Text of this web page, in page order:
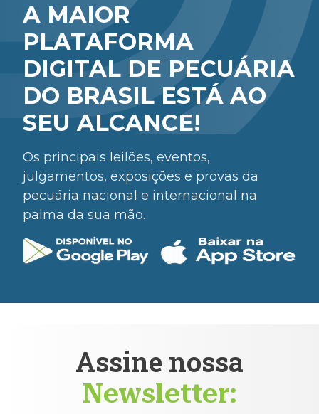
A MAIOR
PLATAFORMA
DIGITAL DE PECUÁRIA
DO BRASIL ESTÁ AO
SEU ALCANCE!
Os principais leilões, eventos,
julgamentos, exposições e provas da
pecuária nacional e internacional na
palma da sua mão.
Assine nossa
Newsletter: